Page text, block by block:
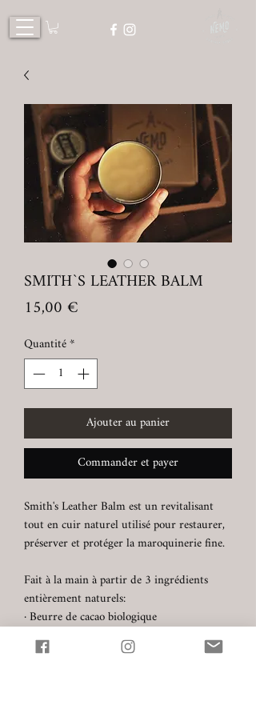
SMITH`S LEATHER BALM
15,00 €
Quantité*
Ajouter au panier
Commander et payer
Smith's Leather Balm est un revitalisant
tout encuirnaturelutilisé pour restaurer,
préserver et protéger la maroquinerie fine.
Fait à la main à partir de 3 ingrédients
entièrement naturels:
· Beurre de cacao biologique
· Cire d'abeille biologique
· Huile d'amande douce pure